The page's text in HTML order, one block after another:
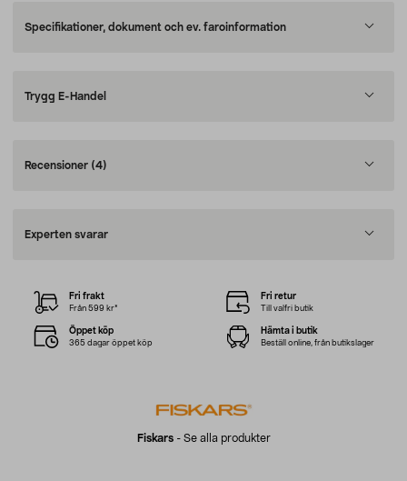
Specifikationer, dokument och ev. faroinformation
Trygg E-Handel
Recensioner (4)
Experten svarar
Fiskars- Se alla produkter
Fri frakt
Från 599 kr*
Fri retur
Till valfri butik
Öppet köp
365 dagar öppet köp
Hämta i butik
Beställ online, från butikslager